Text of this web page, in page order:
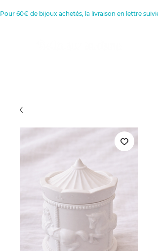
Pour 60€ de bijoux achetés, la livraison en lettre